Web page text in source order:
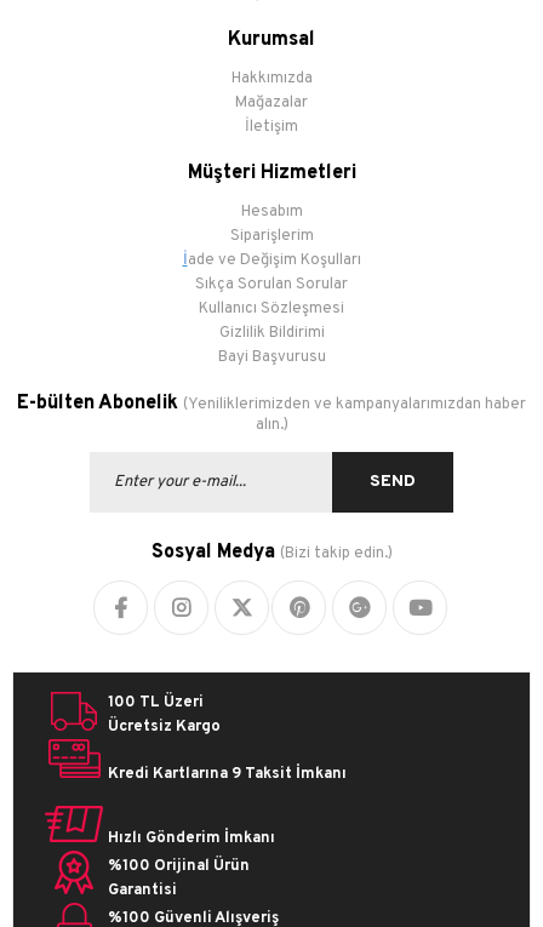
Kurumsal
Hakkımızda
Mağazalar
İletişim
Müşteri Hizmetleri
Hesabım
Siparişlerim
İade ve Değişim Koşulları
Sıkça Sorulan Sorular
Kullanıcı Sözleşmesi
Gizlilik Bildirimi
Bayi Başvurusu
E-bülten Abonelik (Yeniliklerimizden ve kampanyalarımızdan haber
alın.)
SEND
Sosyal Medya (Bizi takip edin.)
100 TL Üzeri
Ücretsiz Kargo
Kredi Kartlarına 9 Taksit İmkanı
Hızlı Gönderim İmkanı
%100 Orijinal Ürün
Garantisi
%100 Güvenli Alışveriş